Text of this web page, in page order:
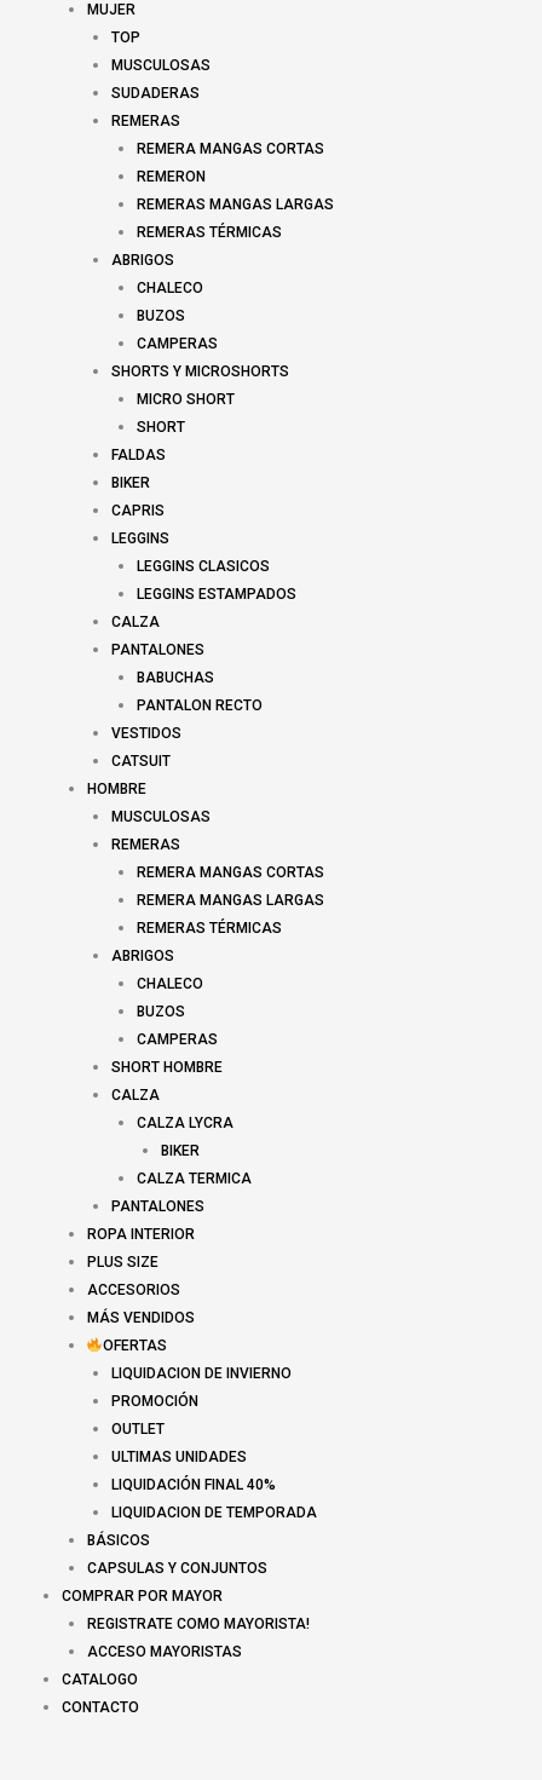
MUJER
TOP
MUSCULOSAS
SUDADERAS
REMERAS
REMERA MANGAS CORTAS
REMERON
REMERAS MANGAS LARGAS
REMERAS TÉRMICAS
ABRIGOS
CHALECO
BUZOS
CAMPERAS
SHORTS Y MICROSHORTS
MICRO SHORT
SHORT
FALDAS
BIKER
CAPRIS
LEGGINS
LEGGINS CLASICOS
LEGGINS ESTAMPADOS
CALZA
PANTALONES
BABUCHAS
PANTALON RECTO
VESTIDOS
CATSUIT
HOMBRE
MUSCULOSAS
REMERAS
REMERA MANGAS CORTAS
REMERA MANGAS LARGAS
REMERAS TÉRMICAS
ABRIGOS
CHALECO
BUZOS
CAMPERAS
SHORT HOMBRE
CALZA
CALZA LYCRA
BIKER
CALZA TERMICA
PANTALONES
ROPA INTERIOR
PLUS SIZE
ACCESORIOS
MÁS VENDIDOS
OFERTAS
LIQUIDACION DE INVIERNO
PROMOCIÓN
OUTLET
ULTIMAS UNIDADES
LIQUIDACIÓN FINAL 40%
LIQUIDACION DE TEMPORADA
BÁSICOS
CAPSULAS Y CONJUNTOS
COMPRAR POR MAYOR
REGISTRATE COMO MAYORISTA!
ACCESO MAYORISTAS
CATALOGO
CONTACTO